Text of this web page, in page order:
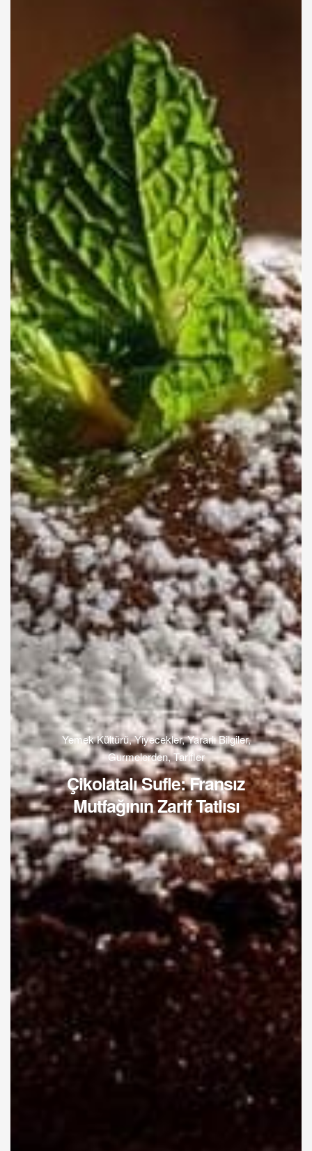
Yemek Kültürü,Yiyecekler,Yararlı Bilgiler,
Gurmelerden,Tarifler
Çikolatalı Sufle: Fransız
Mutfağının Zarif Tatlısı